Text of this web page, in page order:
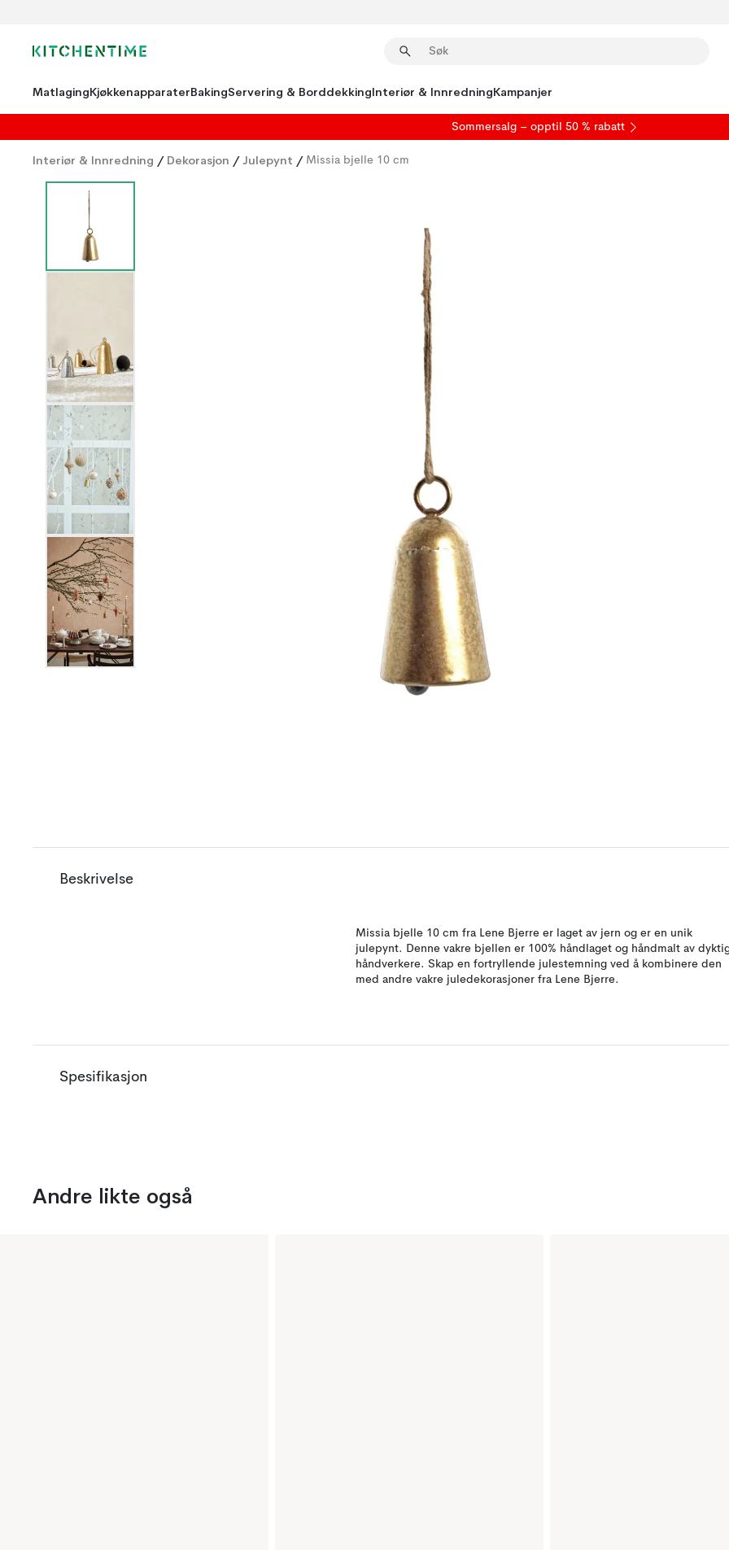
MatlagingKjøkkenapparaterBakingServering & BorddekkingInteriør & InnredningKampanjer
Sommersalg – opptil 50 % rabatt
Interiør & Innredning / Dekorasjon / Julepynt / Missia bjelle 10 cm
Beskrivelse
Missia bjelle 10 cm fra Lene Bjerre er laget av jern og er en unik
julepynt. Denne vakre bjellen er 100% håndlaget og håndmalt av
håndverkere. Skap en fortryllende julestemning ved å kombinere den
med andre vakre juledekorasjoner fra Lene Bjerre.
Spesifikasjon
Andre likte også